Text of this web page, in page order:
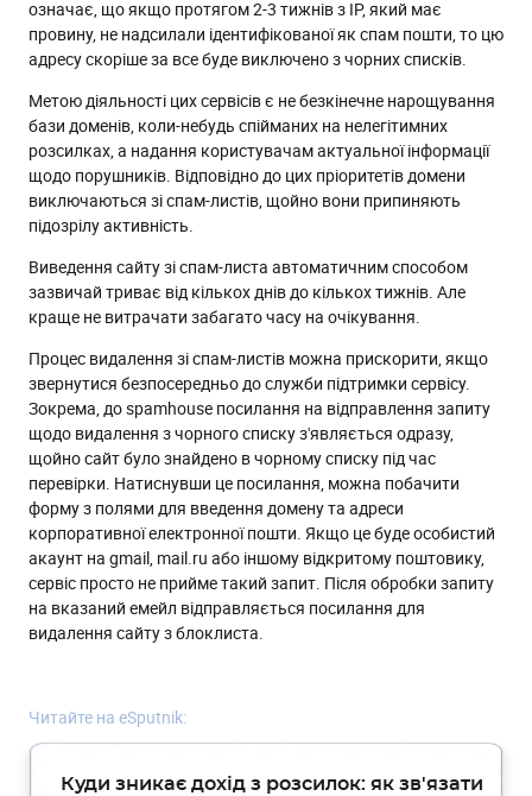
означає, що якщо протягом 2-3 тижнів з IP, який має
провину, не надсилали ідентифікованої як спам пошти, то цю
адресу скоріше за все буде виключено з чорних списків.
Метою діяльності цих сервісів є не безкінечне нарощування
бази доменів, коли-небудь спійманих на нелегітимних
розсилках, а надання користувачам актуальної інформації
щодо порушників. Відповідно до цих пріоритетів домени
виключаються зі спам-листів, щойно вони припиняють
підозрілу активність.
Виведення сайту зі спам-листа автоматичним способом
зазвичай триває від кількох днів до кількох тижнів. Але
краще не витрачати забагато часу на очікування.
Процес видалення зі спам-листів можна прискорити, якщо
звернутися безпосередньо до служби підтримки сервісу.
Зокрема, до spamhouse посилання на відправлення запиту
щодо видалення з чорного списку з'являється одразу,
щойно сайт було знайдено в чорному списку під час
перевірки. Натиснувши це посилання, можна побачити
форму з полями для введення домену та адреси
корпоративної електронної пошти. Якщо це буде особистий
акаунт на gmail, mail.ru або іншому відкритому поштовику,
сервіс просто не прийме такий запит. Після обробки запиту
на вказаний емейл відправляється посилання для
видалення сайту з блоклиста.
Читайте на eSputnik:
Куди зникає дохід з розсилок: як зв'язати